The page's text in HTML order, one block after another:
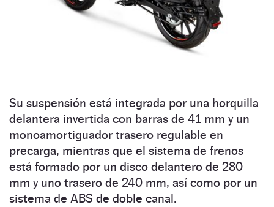
Su suspensión está integrada por una horquilla
delantera invertida con barras de 41 mm y un
monoamortiguador trasero regulable en
precarga, mientras que el sistema de frenos
está formado por un disco delantero de 280
mm y uno trasero de 240 mm, así como por un
sistema de ABS de doble canal.